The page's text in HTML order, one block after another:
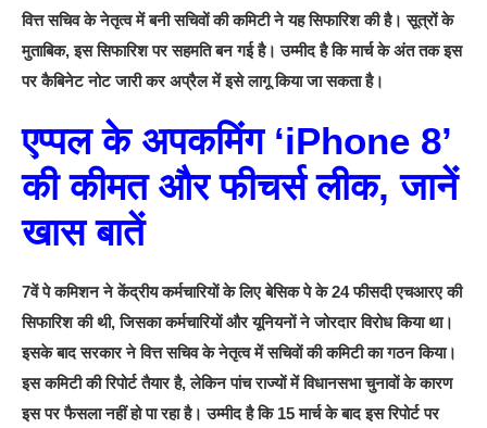
वित्त सचिव के नेतृत्व में बनी सचिवों की कमिटी ने यह सिफारिश की है। सूत्रों के
मुताबिक, इस सिफारिश पर सहमति बन गई है। उम्मीद है कि मार्च के अंत तक इस
पर कैबिनेट नोट जारी कर अप्रैल में इसे लागू किया जा सकता है।
एप्पल के अपकमिंग ‘iPhone 8’
की कीमत और फीचर्स लीक, जानें
खास बातें
7वें पे कमिशन ने केंद्रीय कर्मचारियों के लिए बेसिक पे के 24 फीसदी एचआरए की
सिफारिश की थी, जिसका कर्मचारियों और यूनियनों ने जोरदार विरोध किया था।
इसके बाद सरकार ने वित्त सचिव के नेतृत्व में सचिवों की कमिटी का गठन किया।
इस कमिटी की रिपोर्ट तैयार है, लेकिन पांच राज्यों में विधानसभा चुनावों के कारण
इस पर फैसला नहीं हो पा रहा है। उम्मीद है कि 15 मार्च के बाद इस रिपोर्ट पर